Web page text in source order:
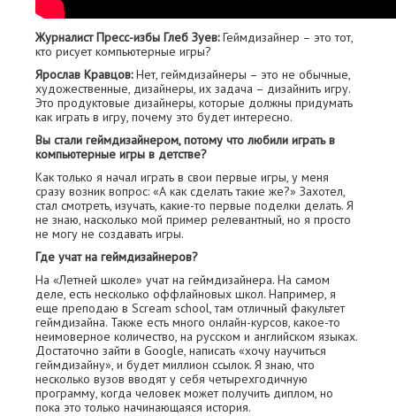
Журналист Пресс-избы Глеб Зуев:Геймдизайнер – это тот,
кто рисует компьютерные игры?
Ярослав Кравцов:Нет, геймдизайнеры – это не обычные,
художественные, дизайнеры, их задача – дизайнить игру.
Это продуктовые дизайнеры, которые должны придумать
как играть в игру, почему это будет интересно.
Вы стали геймдизайнером, потому что любили играть в
компьютерные игры в детстве?
Как только я начал играть в свои первые игры, у меня
сразу возник вопрос: «А как сделать такие же?» Захотел,
стал смотреть, изучать, какие-то первые поделки делать. Я
не знаю, насколько мой пример релевантный, но я просто
не могу не создавать игры.
Где учат на геймдизайнеров?
На «Летней школе» учат на геймдизайнера. На самом
деле, есть несколько оффлайновых школ. Например, я
еще преподаю в Scream school, там отличный факультет
геймдизайна. Также есть много онлайн-курсов, какое-то
неимоверное количество, на русском и английском языках.
Достаточно зайти в Google, написать «хочу научиться
геймдизайну», и будет миллион ссылок. Я знаю, что
несколько вузов вводят у себя четырехгодичную
программу, когда человек может получить диплом, но
пока это только начинающаяся история.